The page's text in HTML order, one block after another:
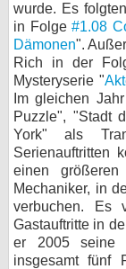
wurde. Es
in Folge#1.08
Dämonen".
Rich in der
Mysteryserie "
Im gleichen
Puzzle", "Stadt
York" als
Serienauftritten
einen
Mechaniker, in
verbuchen. Es
Gastauftritte in
er 2005 seine
insgesamt fünf